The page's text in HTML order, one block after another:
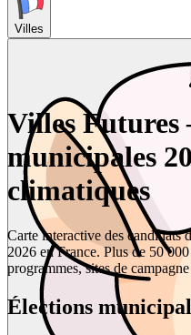
Villes
Villes
municipales
climatiques
Carte interactive des candidats
2026 en France. Plus de 50
programmes, sites de
Élections